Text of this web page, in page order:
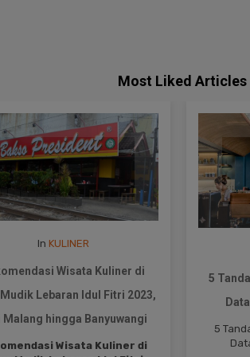
Most Liked Articles
In KULINER
Coffee Shop yang Kamu
Berkualitas Buruk
Coffee Shop yang Kamu
Berkualitas Buruk
Raffi